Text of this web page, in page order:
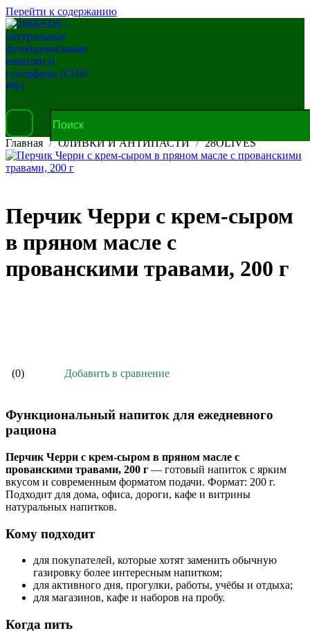
Перейти к содержанию
Главная ОЛИВКИ И АНТИПАСТИ 28OLIVES
Перчик Черри с крем-сыром
в пряном масле с
прованскими травами, 200 г
(0) Добавить в сравнение
Функциональный напиток для ежедневного
рациона
Перчик Черри с крем-сыром в пряном масле с
прованскими травами, 200 г — готовый напиток с ярким
вкусом и современным форматом подачи. Формат: 200 г.
Подходит для дома, офиса, дороги, кафе и витрины
натуральных напитков.
Кому подходит
для покупателей, которые хотят заменить обычную
газировку более интересным напитком;
для активного дня, прогулки, работы, учёбы и отдыха;
для магазинов, кафе и наборов на пробу.
Когда пить